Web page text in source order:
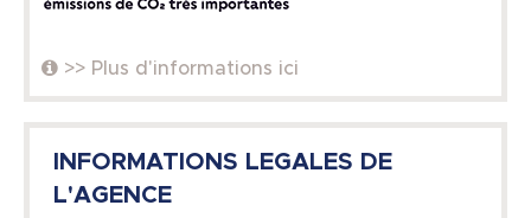
>> Plus d'informations ici
INFORMATIONS LEGALES DE
L'AGENCE